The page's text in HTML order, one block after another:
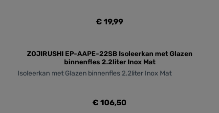
€ 19,99
ZOJIRUSHI EP-AAPE-22SB Isoleerkan met Glazen
binnenfles 2.2liter Inox Mat
Isoleerkan met Glazen binnenfles 2.2liter Inox Mat
€ 106,50